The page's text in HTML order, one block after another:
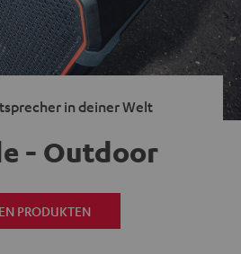
in deiner Welt
- Outdoor
PRODUKTEN